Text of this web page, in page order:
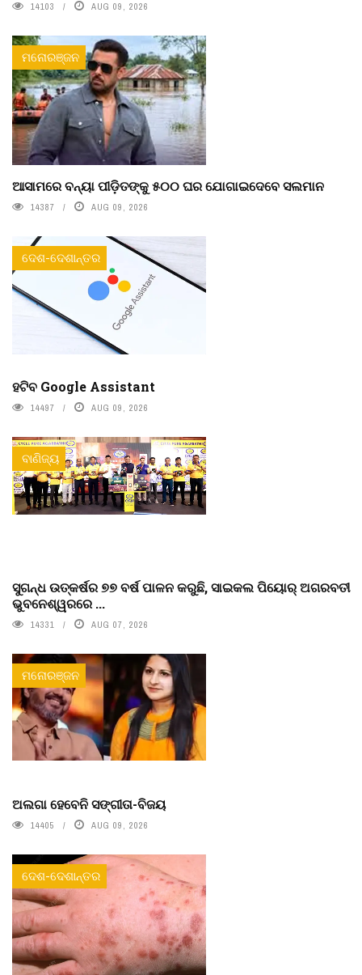
14103 AUG 09, 2026
ମନୋରଞ୍ଜନ
ଆସାମରେ ବନ୍ୟା ପୀଡ଼ିତଙ୍କୁ ୫୦୦ ଘର ଯୋଗାଇଦେବେ ସଲମାନ
14387 AUG 09, 2026
ଦେଶ-ଦେଶାନ୍ତର
ହଟିବ Google Assistant
14497 AUG 09, 2026
ବାଣିଜ୍ୟ
ସୁଗନ୍ଧ ଉତ୍କର୍ଷର ୭୭ ବର୍ଷ ପାଳନ କରୁଛି, ସାଇକଲ ପିୟୋର୍‌ ଅଗରବତୀ
ଭୁବନେଶ୍ୱରରେ ...
14331 AUG 07, 2026
ମନୋରଞ୍ଜନ
ଅଲଗା ହେବେନି ସଙ୍ଗୀତା-ବିଜୟ
14405 AUG 09, 2026
ଦେଶ-ଦେଶାନ୍ତର